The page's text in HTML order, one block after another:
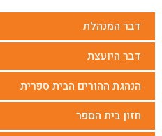
דבר המנהלת
דבר היועצת
הנהגת ההורים הבית ספרית
חזון בית הספר